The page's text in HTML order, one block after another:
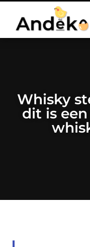
Whisky
dit is